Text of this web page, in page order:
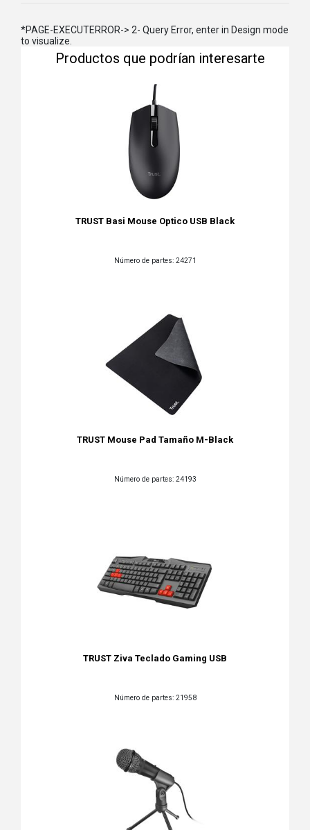
*PAGE-EXECUTERROR-> 2- Query Error, enter in Design mode
to visualize.
Productos que podrían interesarte
TRUST Basi Mouse Optico USB Black
Número de partes: 24271
TRUST Mouse Pad Tamaño M-Black
Número de partes: 24193
TRUST Ziva Teclado Gaming USB
Número de partes: 21958